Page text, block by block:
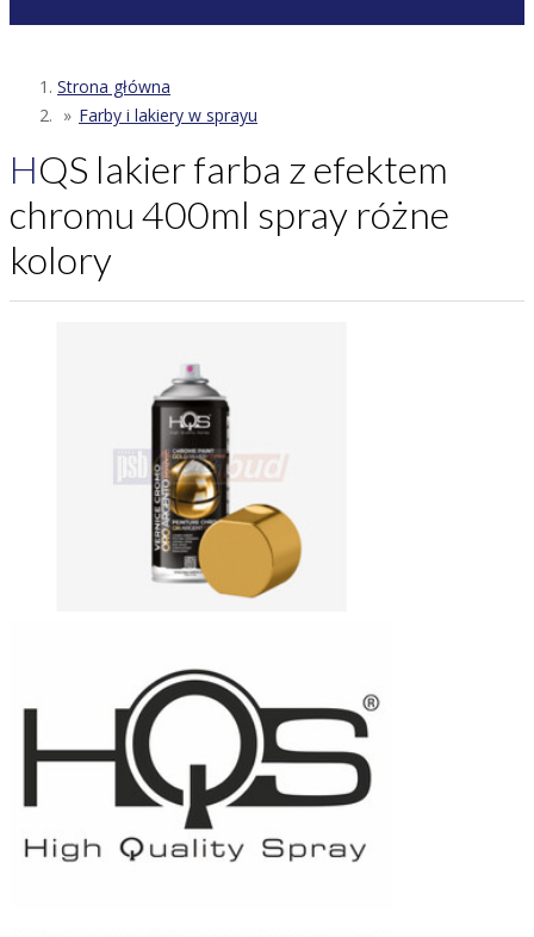
Strona główna
Farby i lakiery w sprayu
HQS lakier farba z efektem
chromu 400ml spray różne
kolory